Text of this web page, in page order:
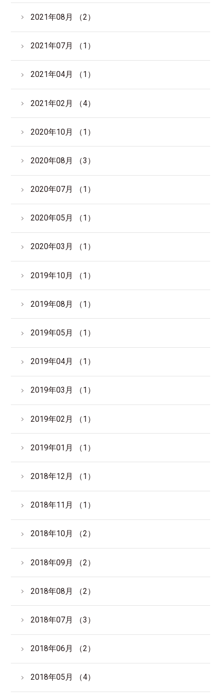
2021年08月 （2）
2021年07月 （1）
2021年04月 （1）
2021年02月 （4）
2020年10月 （1）
2020年08月 （3）
2020年07月 （1）
2020年05月 （1）
2020年03月 （1）
2019年10月 （1）
2019年08月 （1）
2019年05月 （1）
2019年04月 （1）
2019年03月 （1）
2019年02月 （1）
2019年01月 （1）
2018年12月 （1）
2018年11月 （1）
2018年10月 （2）
2018年09月 （2）
2018年08月 （2）
2018年07月 （3）
2018年06月 （2）
2018年05月 （4）